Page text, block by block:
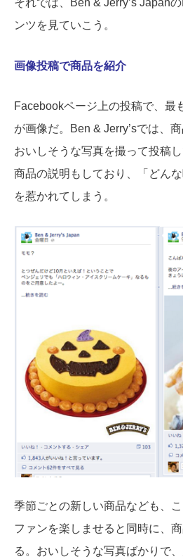
それでは、Ben & Jerry’s Japan
ンツを見ていこう。
画像投稿で商品を紹介
Facebookページ上の投稿で、最
が画像だ。Ben & Jerry’sでは、
おいしそうな写真を撮って投稿
商品の説明もしており、「どん
を惹かれてしまう。
季節ごとの新しい商品なども、
ファンを楽しませると同時に、
る。おいしそうな写真ばかりで